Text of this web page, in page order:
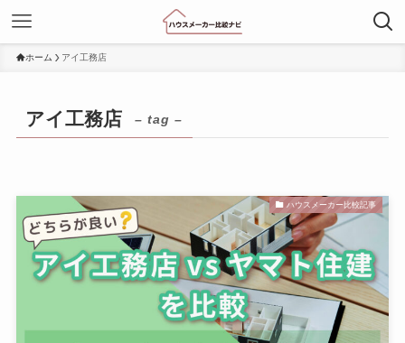
ホーム アイ工務店
アイ工務店 – tag –
ハウスメーカー比較記事